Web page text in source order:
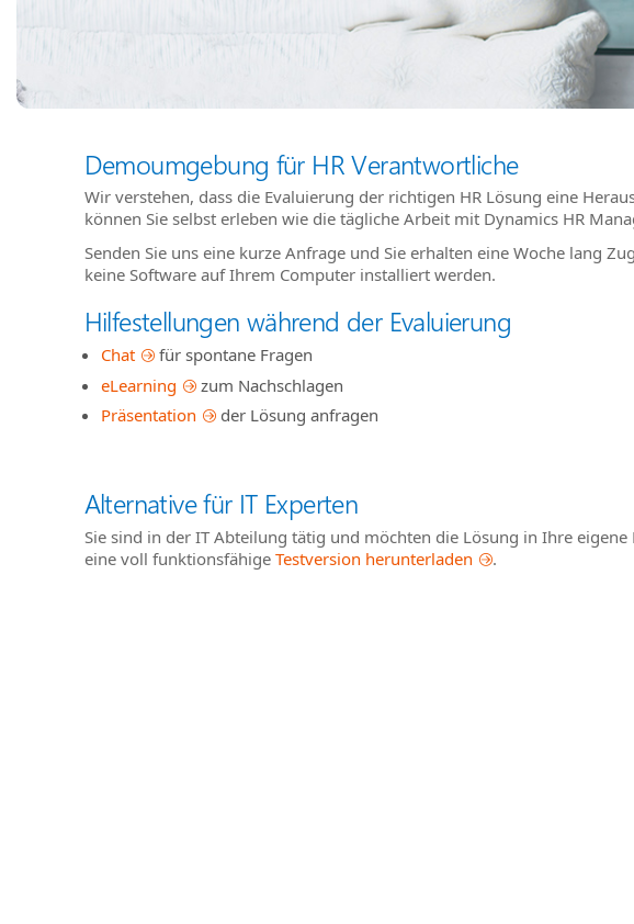
Demoumgebung für HR Verantwortliche
Wir verstehen, dass die Evaluierung der richtigen HR Lösung eine
können Sie selbst erleben wie die tägliche Arbeit mit Dynamics HR
Senden Sie uns eine kurze Anfrage und Sie erhalten eine Woche lang
keine Software auf Ihrem Computer installiert werden.
Hilfestellungen während der Evaluierung
Chat
für spontane Fragen
eLearning
zum Nachschlagen
Präsentation
der Lösung anfragen
Alternative für IT Experten
Sie sind in der IT Abteilung tätig und möchten die Lösung in Ihre
eine voll funktionsfähige Testversion herunterladen .